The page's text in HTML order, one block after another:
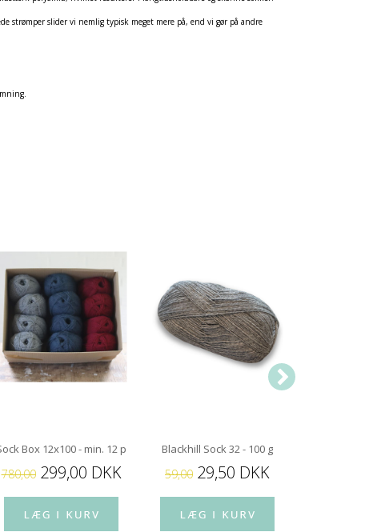
strømper slider vi nemlig typisk meget mere på, end vi gør på andre
Box 12x100 - min. 12 par strømper
780,00299,00 DKK
Blackhill Sock 32 - 100 g
59,00 29,50 DKK